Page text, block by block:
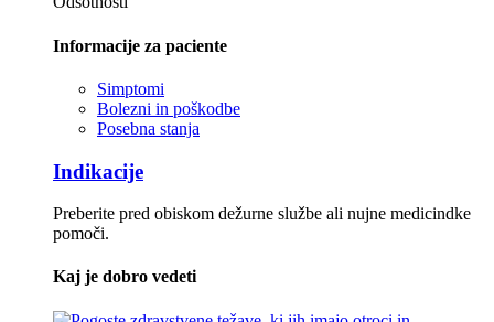
Informacije za paciente
Simptomi
Bolezni in poškodbe
Posebna stanja
Indikacije
Preberite pred obiskom dežurne službe ali nujne medicindke
pomoči.
Kaj je dobro vedeti